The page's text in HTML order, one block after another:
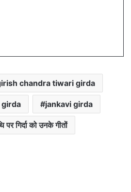
chandra tiwari girda
jankavi girda
पर गिर्दा को उनके गीतों